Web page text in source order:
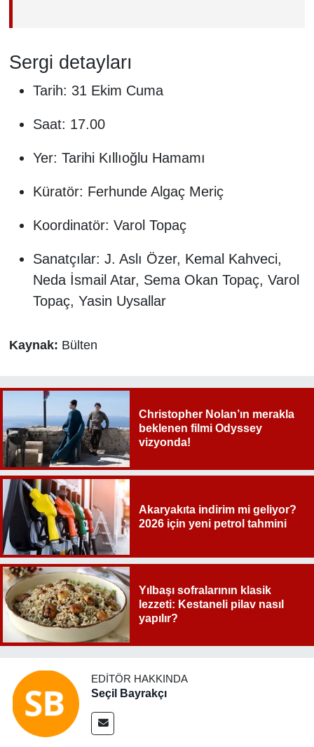
Sergi detayları
Tarih: 31 Ekim Cuma
Saat: 17.00
Yer: Tarihi Kıllıoğlu Hamamı
Küratör: Ferhunde Algaç Meriç
Koordinatör: Varol Topaç
Sanatçılar: J. Aslı Özer, Kemal Kahveci,
Neda İsmail Atar, Sema Okan Topaç, Varol
Topaç, Yasin Uysallar
Kaynak: Bülten
Christopher Nolan’ın merakla
beklenen filmi Odyssey
vizyonda!
Akaryakıta indirim mi geliyor?
2026 için yeni petrol tahmini
Yılbaşı sofralarının klasik
lezzeti: Kestaneli pilav nasıl
yapılır?
EDITÖR HAKKINDA
Seçil Bayrakçı